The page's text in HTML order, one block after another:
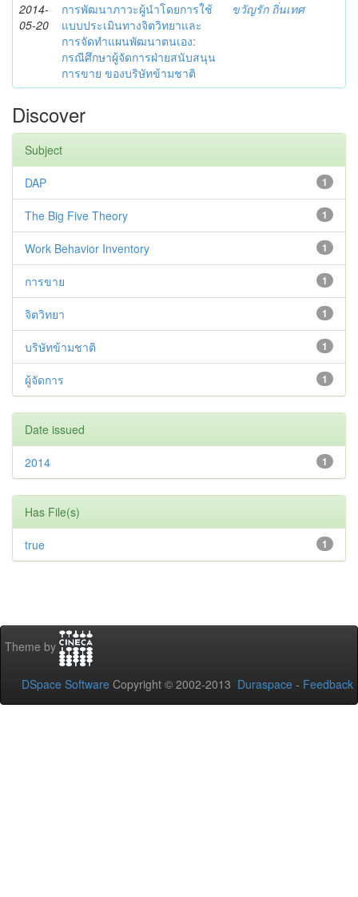
2014-
05-20
การพัฒนาภาวะผู้นำโดยการใช้
แบบประเมินทางจิตวิทยาและ
การจัดทำแผนพัฒนาตนเอง:
กรณีศึกษาผู้จัดการฝ่ายสนับสนุน
การขาย ของบริษัทข้ามชาติ
ขวัญรัก ถิ่นเทศ
Discover
Subject
1
DAP
1
The Big Five Theory
1
Work Behavior Inventory
1
การขาย
1
จิตวิทยา
1
บริษัทข้ามชาติ
1
ผู้จัดการ
Date issued
1
2014
Has File(s)
1
true
Theme by
DSpace Software Copyright © 2002-2013 Duraspace - Feedback